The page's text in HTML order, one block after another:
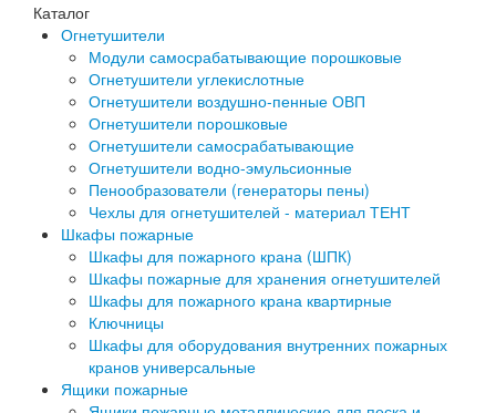
Каталог
Огнетушители
Модули самосрабатывающие порошковые
Огнетушители углекислотные
Огнетушители воздушно-пенные ОВП
Огнетушители порошковые
Огнетушители самосрабатывающие
Огнетушители водно-эмульсионные
Пенообразователи (генераторы пены)
Чехлы для огнетушителей - материал ТЕНТ
Шкафы пожарные
Шкафы для пожарного крана (ШПК)
Шкафы пожарные для хранения огнетушителей
Шкафы для пожарного крана квартирные
Ключницы
Шкафы для оборудования внутренних пожарных
кранов универсальные
Ящики пожарные